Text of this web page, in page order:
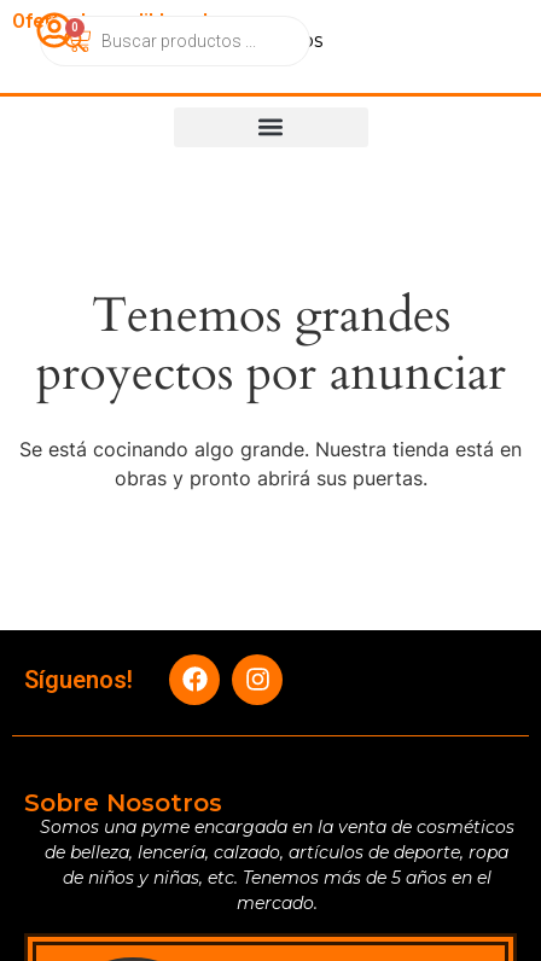
OfertasImperdibles.cl
CatálogoContactoNosotros
0
Tenemos grandes
proyectos por anunciar
Se está cocinando algo grande. Nuestra tienda está en
obras y pronto abrirá sus puertas.
Síguenos!
Sobre Nosotros
Somos una pyme encargada en la venta de cosméticos
de belleza, lencería, calzado, artículos de deporte, ropa
de niños y niñas, etc. Tenemos más de 5 años en el
mercado.